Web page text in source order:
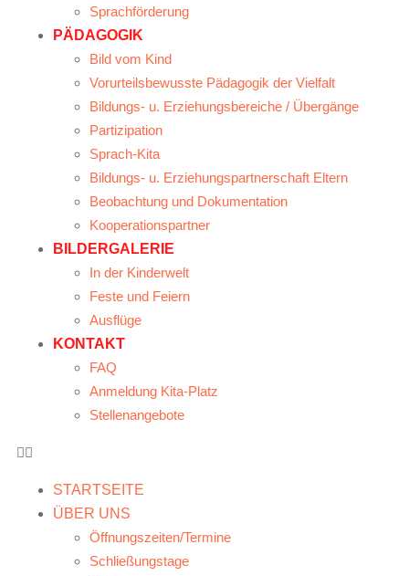
Sprachförderung
PÄDAGOGIK
Bild vom Kind
Vorurteilsbewusste Pädagogik der Vielfalt
Bildungs- u. Erziehungsbereiche / Übergänge
Partizipation
Sprach-Kita
Bildungs- u. Erziehungspartnerschaft Eltern
Beobachtung und Dokumentation
Kooperationspartner
BILDERGALERIE
In der Kinderwelt
Feste und Feiern
Ausflüge
KONTAKT
FAQ
Anmeldung Kita-Platz
Stellenangebote
STARTSEITE
ÜBER UNS
Öffnungszeiten/Termine
Schließungstage